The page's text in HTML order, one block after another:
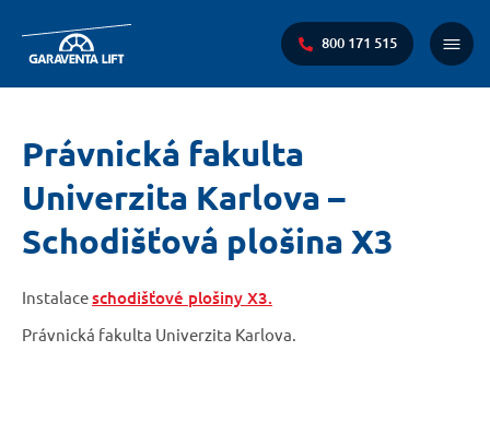
800 171 515
Main
Menu
You
are
here:
Právnická fakulta
Univerzita Karlova –
Schodišťová plošina X3
Instalaceschodišťové plošiny X3.
Právnická fakulta Univerzita Karlova.